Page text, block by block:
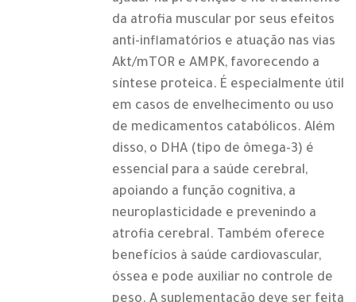
da atrofia muscular por seus efeitos
anti-inflamatórios e atuação nas vias
Akt/mTOR e AMPK, favorecendo a
síntese proteica. É especialmente útil
em casos de envelhecimento ou uso
de medicamentos catabólicos. Além
disso, o DHA (tipo de ômega-3) é
essencial para a saúde cerebral,
apoiando a função cognitiva, a
neuroplasticidade e prevenindo a
atrofia cerebral. Também oferece
benefícios à saúde cardiovascular,
óssea e pode auxiliar no controle de